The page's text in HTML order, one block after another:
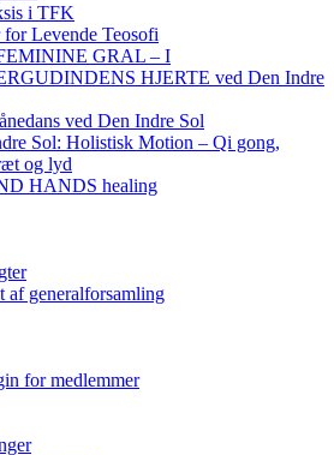
i TFK
for Levende Teosofi
GRAL – I
HJERTE ved Den Indre
ved Den Indre Sol
Sol: Holistisk Motion – Qi gong,
og lyd
HANDS healing
af generalforsamling
for medlemmer